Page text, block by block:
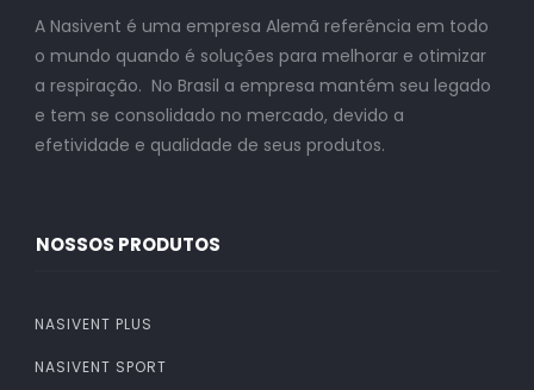
A Nasivent é uma empresa Alemã referência em todo
o mundo quando é soluções para melhorar e otimizar
a respiração. No Brasil a empresa mantém seu legado
e tem se consolidado no mercado, devido a
efetividade e qualidade de seus produtos.
NOSSOS PRODUTOS
NASIVENT PLUS
NASIVENT SPORT